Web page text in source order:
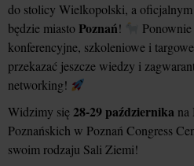
do stolicy Wielkopolski, a
będzie miasto Poznań!
konferencyjne, szkoleniowe i
przekazać jeszcze wiedzy i
networking!
Widzimy się28-29 października na
Poznańskich w Poznań Congress
swoim rodzaju Sali Ziemi!